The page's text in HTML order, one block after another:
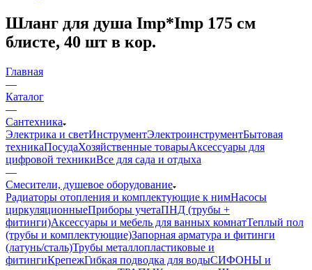
Шланг для душа Imp*Imp 175 см
блисте, 40 шт в кор.
Главная
—
Каталог
—
Сантехника
Электрика и светИнструментЭлектроинструментБытовая
техникаПосудаХозяйственные товарыАксессуары для
цифровой техникиВсе для сада и отдыха
—
Смесители, душевое оборудование
Радиаторы отопления и комплектующие к нимНасосы
циркуляционныеПриборы учетаПНД (трубы +
фитинги)Аксессуары и мебель для ванных комнатТеплый пол
(трубы и комплектующие)Запорная арматура и фитинги
(латунь/сталь)Трубы металлопластиковые и
фитингиКрепежГибкая подводка для водыСИФОНЫ и